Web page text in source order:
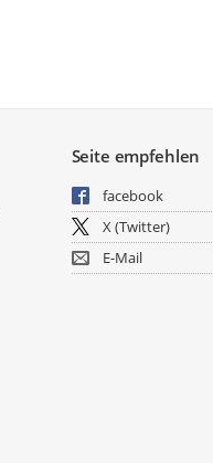
Seite empfehlen
facebook
X (Twitter)
E-Mail